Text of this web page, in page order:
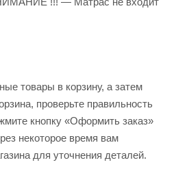
товары в корзину, а затем
проверьте правильность
кнопку «Оформить заказ»
некоторое время вам
для уточнения деталей.